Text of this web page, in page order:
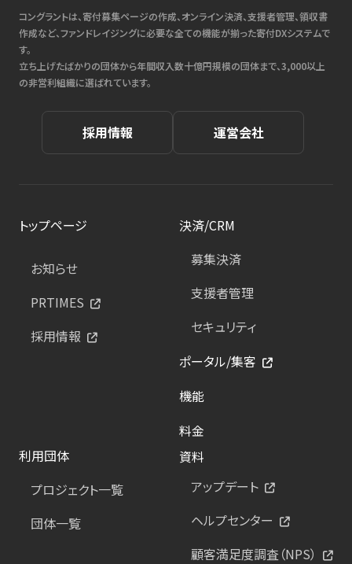
コングラントは、寄付募集ページの作成、オンライン決済、支援者管理、領収書
作成など、ファンドレイジングに必要な全ての機能が揃った寄付DXシステムで
す。
立ち上げたばかりの団体から年間収入数十億円規模の団体まで、3,000以上
の非営利組織に選ばれています。
採用情報 運営会社
トップページ
お知らせ
PRTIMES
採用情報
決済/CRM
募集決済
支援者管理
セキュリティ
ポータル/集客
機能
料金
利用団体
プロジェクト一覧
団体一覧
資料
アップデート
ヘルプセンター
顧客満足度調査（NPS）